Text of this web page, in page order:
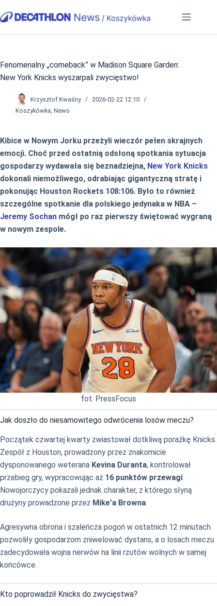
do
Fenomenalny „comeback” w Madison Square Garden:
New York Knicks wyszarpali zwycięstwo!
Krzysztof Kwaśny
2026-02-22 12:10
Koszykówka, News
Kibice w Nowym Jorku przeżyli wieczór pełen skrajnych
emocji. Choć przed ostatnią odsłoną spotkania sytuacja
gospodarzy wydawała się beznadziejna, New York Knicks
dokonali niemożliwego, odrabiając gigantyczną stratę i
pokonując Houston Rockets 108:106. Było to również
szczególne spotkanie dla polskiego jedynaka w NBA –
Jeremy Sochan mógł po raz pierwszy świętować wygraną
w nowym zespole.
fot. PressFocus
Jak doszło do niesamowitego odwrócenia losów meczu?
Początek czwartej kwarty zwiastował dotkliwą porażkę Knicks.
Zespół z Houston, prowadzony przez znakomicie
dysponowanego weterana Kevina Duranta, kontrolował
przebieg gry, wypracowując aż 16 punktów przewagi.
Nowojorczycy pokazali jednak charakter, z którego słyną
drużyny prowadzone przez Mike’a Browna.
Agresywna obrona i szaleńcza pogoń w ostatnich 12 minutach
pozwoliły gospodarzom zniwelować dystans, a o losach meczu
zadecydowała wojna nerwów na linii rzutów wolnych w samej
końcówce.
Kto poprowadził Knicks do zwycięstwa?